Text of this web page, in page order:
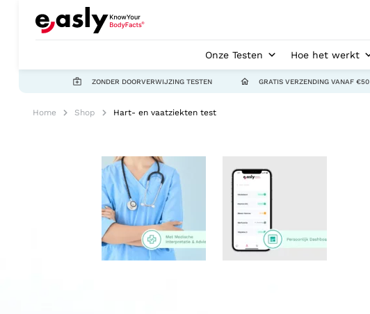
Onze Testen Hoe het werkt
ZONDER DOORVERWIJZING TESTEN GRATIS VERZENDING VANAF €50
Home Shop Hart- en vaatziekten test